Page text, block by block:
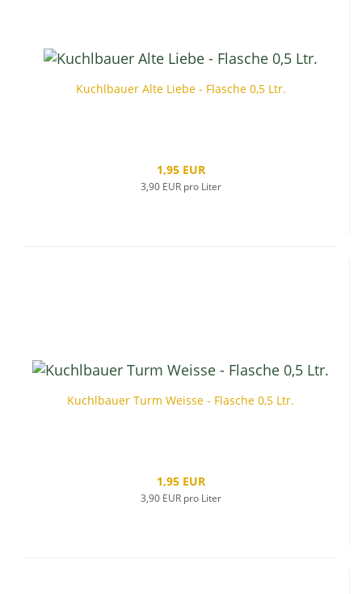
Kuchlbauer Alte Liebe - Flasche 0,5 Ltr.
1,95 EUR
3,90 EUR pro Liter
Kuchlbauer Turm Weisse - Flasche 0,5 Ltr.
1,95 EUR
3,90 EUR pro Liter